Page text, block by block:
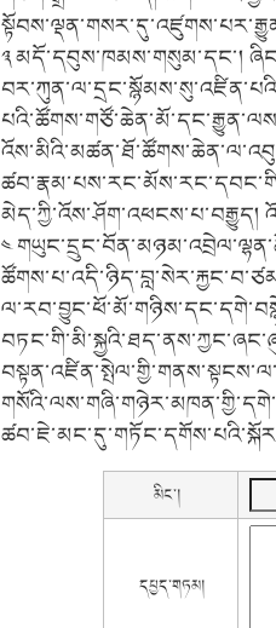
༣ མདོ་དབུས་ཁམས་གསུམ་དང་།
མེད་ཀྱི་འོས་ཤོག་འཕངས་པ་བརྒྱུད།
༤